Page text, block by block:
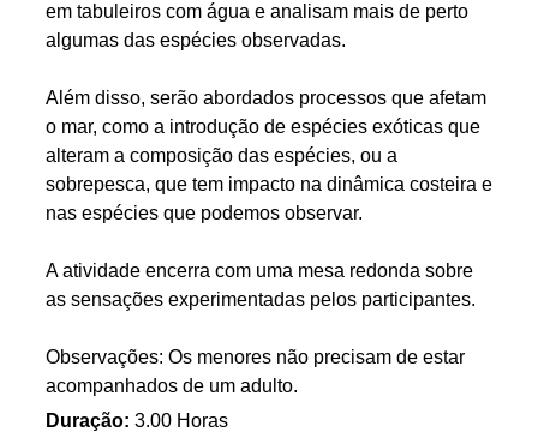
em tabuleiros com água e analisam mais de perto
algumas das espécies observadas.
Além disso, serão abordados processos que afetam
o mar, como a introdução de espécies exóticas que
alteram a composição das espécies, ou a
sobrepesca, que tem impacto na dinâmica costeira e
nas espécies que podemos observar.
A atividade encerra com uma mesa redonda sobre
as sensações experimentadas pelos participantes.
Observações: Os menores não precisam de estar
acompanhados de um adulto.
Duração: 3.00 Horas